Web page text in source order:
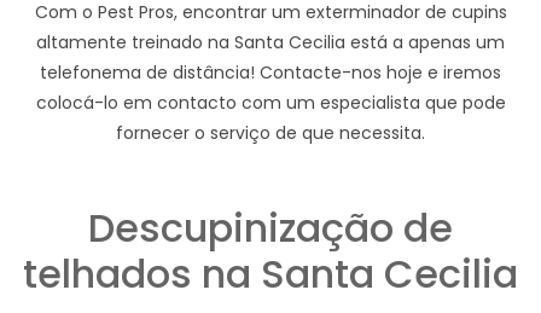
Com o Pest Pros, encontrar um exterminador de cupins
altamente treinado na Santa Cecilia está a apenas um
telefonema de distância! Contacte-nos hoje e iremos
colocá-lo em contacto com um especialista que pode
fornecer o serviço de que necessita.
Descupinização de
telhados na Santa Cecilia